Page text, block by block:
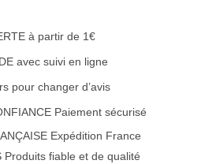
à partir de 1€
avec suivi en ligne
pour changer d’avis
Paiement sécurisé
Expédition France
Produits fiable et de qualité